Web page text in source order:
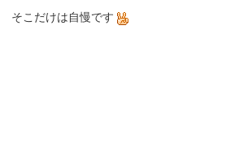
そこだけは自慢です